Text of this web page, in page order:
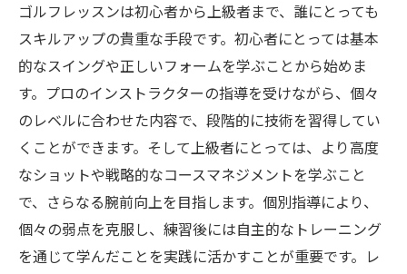
プロが教えるゴルフレッスンで効率的に上達し
よう
プロが教える技術の基礎と応用
効率的な練習メニューの組み方
プロの視点から見た個別の改善点
最新のトレーニング技術を活用したレッス
ン
プロの指導で実現する短期間でのスキル向
上
ゴルフレッスンは初心者から上級者まで、誰にとっても
スキルアップの貴重な手段です。初心者にとっては基本
的なスイングや正しいフォームを学ぶことから始めま
す。プロのインストラクターの指導を受けながら、個々
のレベルに合わせた内容で、段階的に技術を習得してい
くことができます。そして上級者にとっては、より高度
なショットや戦略的なコースマネジメントを学ぶこと
で、さらなる腕前向上を目指します。個別指導により、
個々の弱点を克服し、練習後には自主的なトレーニング
を通じて学んだことを実践に活かすことが重要です。レ